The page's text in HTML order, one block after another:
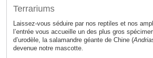
Terrariums
Laissez-vous séduire par nos reptiles et nos
l’entrée vous accueille un des plus gros
d’urodèle, la salamandre géante de Chine (
devenue notre mascotte.